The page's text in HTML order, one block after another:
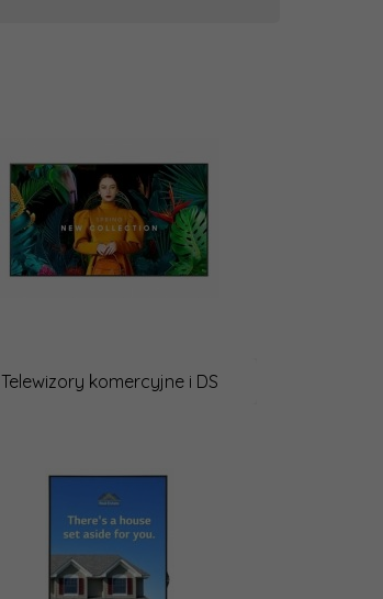
Telewizory komercyjne i DS